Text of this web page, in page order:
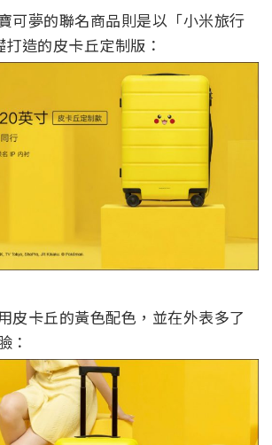
可夢的聯名商品則是以「小米旅行
造的皮卡丘定制版：
皮卡丘的黃色配色，並在外表多了
：